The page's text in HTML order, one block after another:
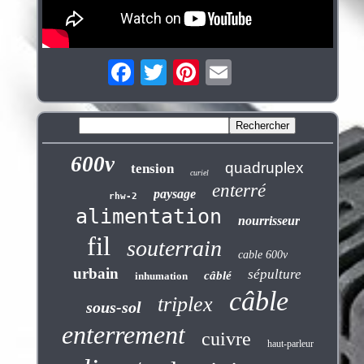
600v tension curiel quadruplex
rhw-2 paysage enterré
alimentation nourrisseur
fil souterrain cable 600v
urbain inhumation câblé sépulture
sous-sol triplex câble
enterrement cuivre haut-parleur